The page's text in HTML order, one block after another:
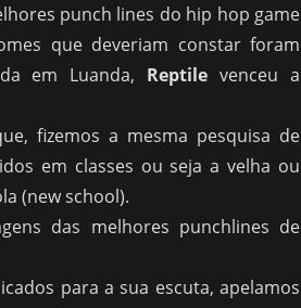
punch lines do hip hop game
que deveriam constar foram
em Luanda, Reptile venceu a
fizemos a mesma pesquisa de
em classes ou seja a velha ou
(new school).
das melhores punchlines de
para a sua escuta, apelamos